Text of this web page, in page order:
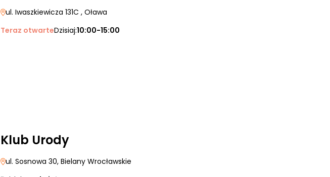
ul. Iwaszkiewicza 131C , Oława
Teraz otwarteDzisiaj:10:00-15:00
Klub Urody
ul. Sosnowa 30, Bielany Wrocławskie